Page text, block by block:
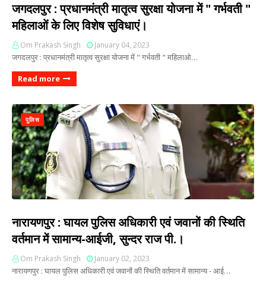
जगदलपुर : प्रधानमंत्री मातृत्व सुरक्षा योजना में " गर्भवती "
महिलाओं के लिए विशेष सुविधाएं।
Om Prakash Singh January 04, 2023
जगदलपुर : प्रधानमंत्री मातृत्व सुरक्षा योजना में " गर्भवती " महिलाओ…
Read more
पुलिस
नारायणपुर : घायल पुलिस अधिकारी एवं जवानों की स्थिति
वर्तमान में सामान्य-आईजी, सुन्दर राज पी.।
Om Prakash Singh January 02, 2023
नारायणपुर : घायल पुलिस अधिकारी एवं जवानों की स्थिति वर्तमान में सामान्य - आई…